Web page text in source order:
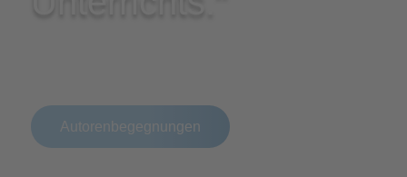
Autorenbegegnungen